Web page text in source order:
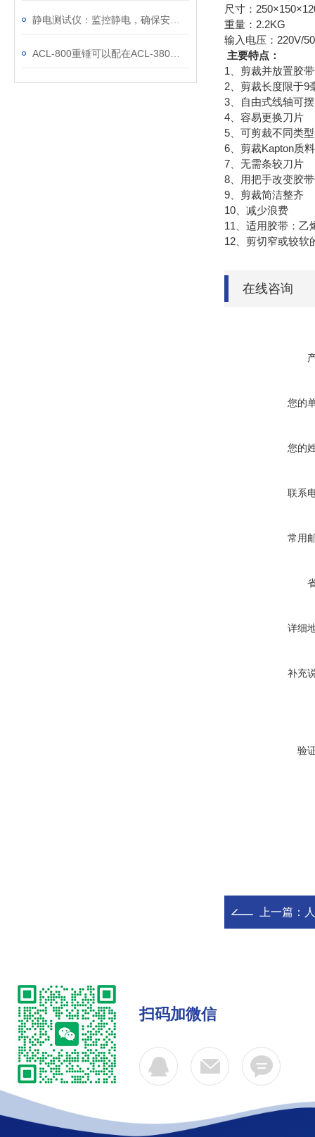
尺寸：
重量：2.2KG
输入电压：220V/
主要特点：
1、剪裁并放置胶
2、剪裁长度限于9
3、自由式线轴可
4、容易更换刀片
5、可剪裁不同类
6、剪裁Kapton质
7、无需条较刀片
8、用把手改变胶
9、剪裁简洁整齐
10、减少浪费
11、适用胶带：乙
12、剪切窄或较软
在线咨询
您的
您的
联系
常用
详细
补充
验
上一篇：
扫码加微信